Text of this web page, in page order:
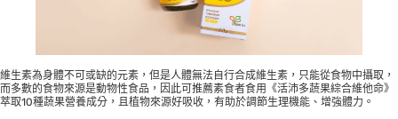
維生素為身體不可或缺的元素，但是人體無法自行合成維生素，只能從食物中攝取，
而多數的食物來源是動物性食品，因此可推薦素食者食用《活沛多蔬果綜合維他命》
萃取10種蔬果營養成分，且植物來源好吸收，有助於調節生理機能、增強體力。